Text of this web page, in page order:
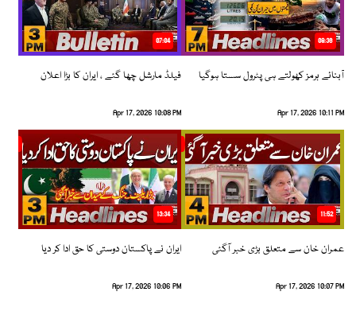
08:36
آبنائے ہرمز کھولتے ہی پٹرول سستا ہوگیا
Apr 17, 2026 10:11 PM
07:04
فیلڈ مارشل چھا گئے ، ایران کا بڑا اعلان
Apr 17, 2026 10:08 PM
11:52
عمران خان سے متعلق بڑی خبر آگئی
Apr 17, 2026 10:07 PM
13:34
ایران نے پاکستان دوستی کا حق ادا کر دیا
Apr 17, 2026 10:06 PM